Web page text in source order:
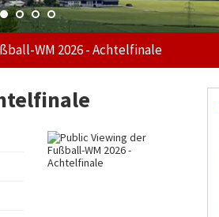
WM 2026 - Achtelfinale